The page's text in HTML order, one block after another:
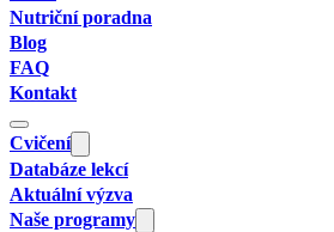
Nutriční poradna
Blog
FAQ
Kontakt
Cvičení
Databáze lekcí
Aktuální výzva
Naše programy